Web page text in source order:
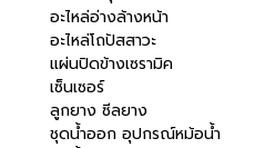
อะไหล่อ่างล้างหน้า
อะไหล่โถปัสสาวะ
แผ่นปิดข้างเซรามิค
เซ็นเซอร์
ลูกยาง ซีลยาง
ชุดน้ำออก อุปกรณ์หม้อน้ำ